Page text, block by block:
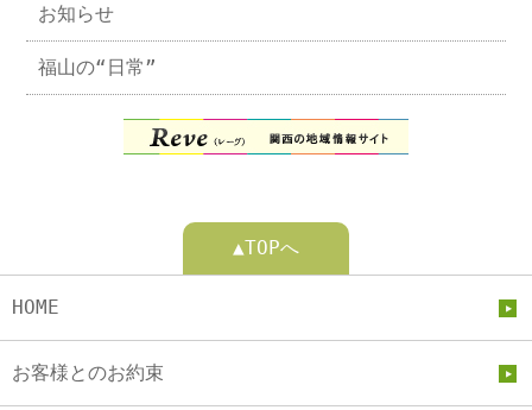
お知らせ
福山の“日常”
▲TOPへ
HOME
お客様とのお約束